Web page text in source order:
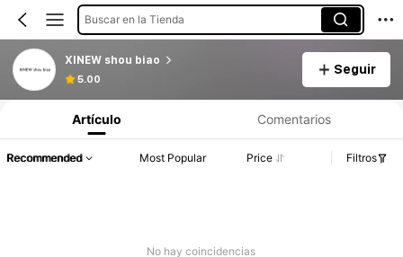
Buscar en la Tienda
XINEW shou biao
5.00
Seguir
Artículo Comentarios
Recommended Most Popular Price Filtros
No hay coincidencias